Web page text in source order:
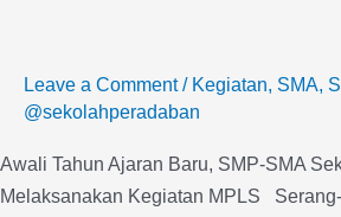
Leave a Comment / Kegiatan, SMA,
@sekolahperadaban
Awali Tahun Ajaran Baru, SMP-SMA
Melaksanakan Kegiatan MPLS
Melaksanakan
Kegiatan